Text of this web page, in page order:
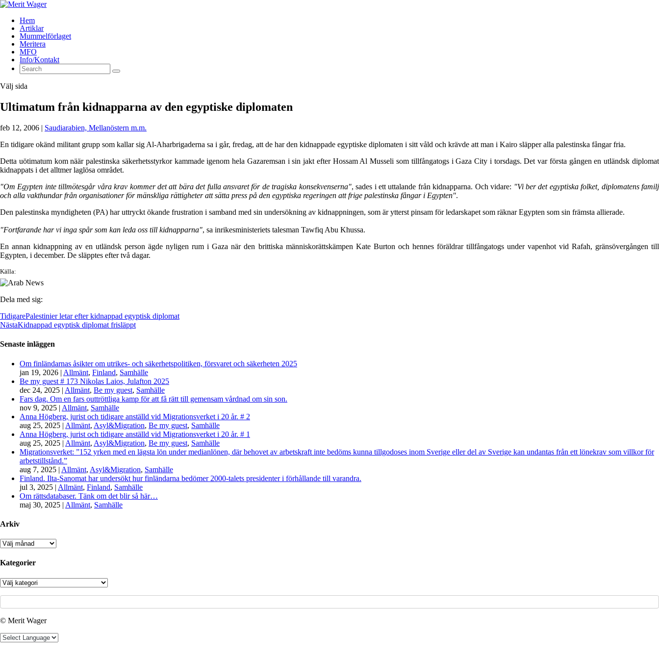
Hem
Artiklar
Mummelförlaget
Meritera
MFO
Info/Kontakt
Välj sida
Ultimatum från kidnapparna av den egyptiske diplomaten
feb 12, 2006 | Saudiarabien, Mellanöstern m.m.
En tidigare okänd militant grupp som kallar sig Al-Aharbrigaderna sa i går, fredag, att de har den kidnappade egyptiske diplomaten i sitt våld och krävde att man i Kairo släpper alla palestinska fångar fria.
Detta uötimatum kom näär palestinska säkerhetsstyrkor kammade igenom hela Gazaremsan i sin jakt efter Hossam Al Musseli som tillfångatogs i Gaza City i torsdags. Det var första gången en utländsk diplomat
kidnappats i det alltmer laglösa området.
"Om Egypten inte tillmötesgår våra krav kommer det att bära det fulla ansvaret för de tragiska konsekvenserna", sades i ett uttalande från kidnapparna. Och vidare: "Vi ber det egyptiska folket, diplomatens familj
och alla vakthundar från organisationer för mänskliga rättigheter att sätta press på den egyptiska regeringen att frige palestinska fångar i Egypten".
Den palestinska myndigheten (PA) har uttryckt ökande frustration i samband med sin undersökning av kidnappningen, som är ytterst pinsam för ledarskapet som räknar Egypten som sin främsta allierade.
"Fortfarande har vi inga spår som kan leda oss till kidnapparna", sa inrikesministeriets talesman Tawfiq Abu Khussa.
En annan kidnappning av en utländsk person ägde nyligen rum i Gaza när den brittiska människorättskämpen Kate Burton och hennes föräldrar tillfångatogs under vapenhot vid Rafah, gränsövergången till
Egypten, i december. De släpptes efter två dagar.
Källa:
Dela med sig:
TidigarePalestinier letar efter kidnappad egyptisk diplomat
NästaKidnappad egyptisk diplomat frisläppt
Senaste inläggen
Om finländarnas åsikter om utrikes- och säkerhetspolitiken, försvaret och säkerheten 2025
jan 19, 2026 | Allmänt, Finland, Samhälle
Be my guest # 173 Nikolas Laios, Julafton 2025
dec 24, 2025 | Allmänt, Be my guest, Samhälle
Fars dag. Om en fars outtröttliga kamp för att få rätt till gemensam vårdnad om sin son.
nov 9, 2025 | Allmänt, Samhälle
Anna Högberg, jurist och tidigare anställd vid Migrationsverket i 20 år. # 2
aug 25, 2025 | Allmänt, Asyl&Migration, Be my guest, Samhälle
Anna Högberg, jurist och tidigare anställd vid Migrationsverket i 20 år. # 1
aug 25, 2025 | Allmänt, Asyl&Migration, Be my guest, Samhälle
Migrationsverket: ”152 yrken med en lägsta lön under medianlönen, där behovet av arbetskraft inte bedöms kunna tillgodoses inom Sverige eller del av Sverige kan undantas från ett lönekrav som villkor för
arbetstillstånd.”
aug 7, 2025 | Allmänt, Asyl&Migration, Samhälle
Finland. Ilta-Sanomat har undersökt hur finländarna bedömer 2000-talets presidenter i förhållande till varandra.
jul 3, 2025 | Allmänt, Finland, Samhälle
Om rättsdatabaser. Tänk om det blir så här…
maj 30, 2025 | Allmänt, Samhälle
Arkiv
Arkiv
Kategorier
Kategorier
© Merit Wager